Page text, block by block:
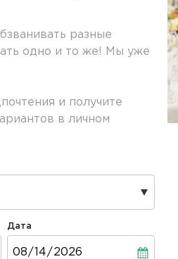
разные
одно и то же! Мы уже
и получите
в личном
Дата